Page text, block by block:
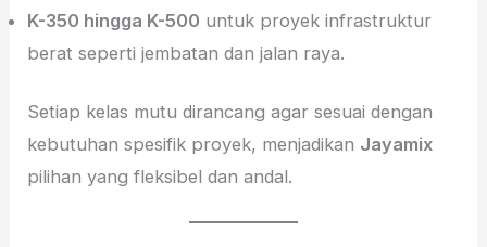
K-350 hingga K-500 untuk proyek infrastruktur
berat seperti jembatan dan jalan raya.
Setiap kelas mutu dirancang agar sesuai dengan
kebutuhan spesifik proyek, menjadikan Jayamix
pilihan yang fleksibel dan andal.